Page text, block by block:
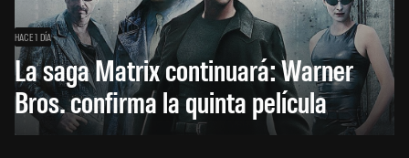
HACE 1 DÍA
La saga Matrix continuará: Warner
Bros. confirma la quinta película